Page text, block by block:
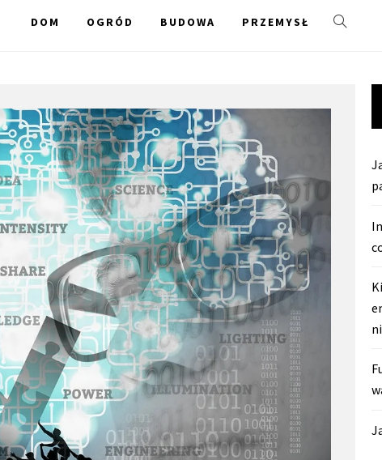
DOM OGRÓD BUDOWA PRZEMYSŁ